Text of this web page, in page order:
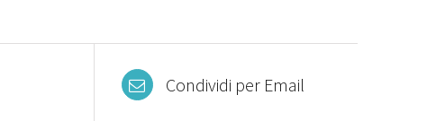
Condividi per Email